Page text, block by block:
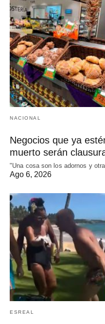
NACIONAL
Negocios que ya
muerto serán
"Una cosa son los adornos y
Ago 6, 2026
ESREAL